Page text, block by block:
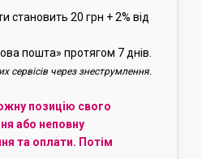
становить 20 грн + 2% від
пошта» протягом 7 днів.
сервісів через знеструмлення.
позицію свого
або неповну
та оплати. Потім